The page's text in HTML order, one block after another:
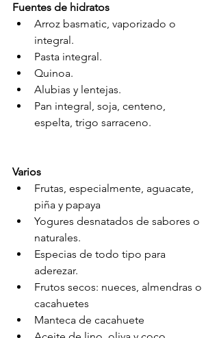
Fuentes de hidratos
Arroz basmatic, vaporizado o
integral.
Pasta integral.
Quinoa.
Alubias y lentejas.
Pan integral, soja, centeno,
espelta, trigo sarraceno.
Varios
Frutas, especialmente, aguacate,
piña y papaya
Yogures desnatados de sabores o
naturales.
Especias de todo tipo para
aderezar.
Frutos secos: nueces, almendras o
cacahuetes
Manteca de cacahuete